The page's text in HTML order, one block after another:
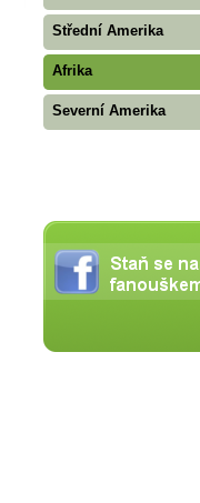
Střední Amerika
Afrika
Severní Amerika